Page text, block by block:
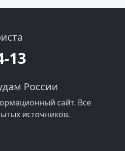
13
России
сайт. Все
источников.